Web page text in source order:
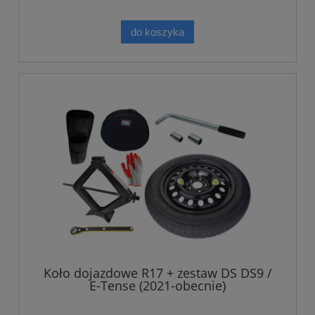
do koszyka
Koło dojazdowe R17 + zestaw DS DS9 /
E-Tense (2021-obecnie)